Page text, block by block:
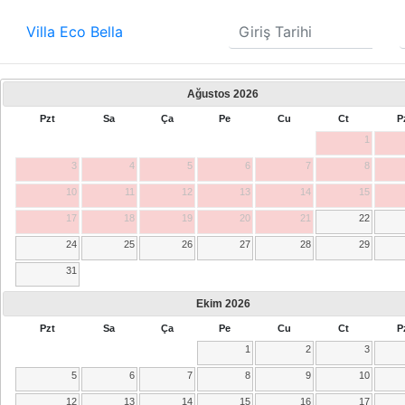
Villa Eco Bella
Ağustos 2026
Pzt Sa Ça Pe Cu Ct
1
3 4 5 6 7 8
10 11 12 13 14 15
17 18 19 20 21 22
24 25 26 27 28 29
31
Ekim 2026
Pzt Sa Ça Pe Cu Ct
1
2 3
5 6 7 8 9 10
12 13 14 15 16 17